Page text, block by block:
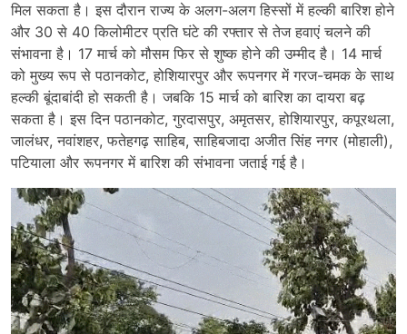
मिल सकता है। इस दौरान राज्य के अलग-अलग हिस्सों में हल्की बारिश होने
और 30 से 40 किलोमीटर प्रति घंटे की रफ्तार से तेज हवाएं चलने की
संभावना है। 17 मार्च को मौसम फिर से शुष्क होने की उम्मीद है। 14 मार्च
को मुख्य रूप से पठानकोट, होशियारपुर और रूपनगर में गरज-चमक के साथ
हल्की बूंदाबांदी हो सकती है। जबकि 15 मार्च को बारिश का दायरा बढ़
सकता है। इस दिन पठानकोट, गुरदासपुर, अमृतसर, होशियारपुर, कपूरथला,
जालंधर, नवांशहर, फतेहगढ़ साहिब, साहिबजादा अजीत सिंह नगर (मोहाली),
पटियाला और रूपनगर में बारिश की संभावना जताई गई है।